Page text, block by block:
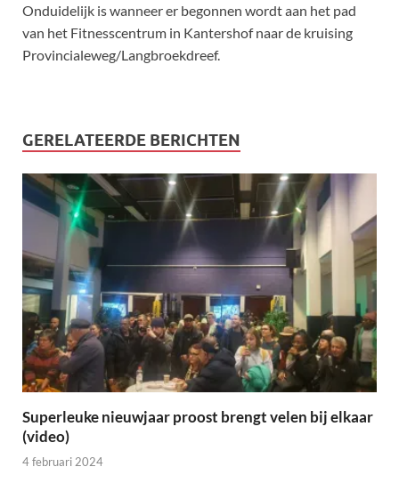
Onduidelijk is wanneer er begonnen wordt aan het pad
van het Fitnesscentrum in Kantershof naar de kruising
Provincialeweg/Langbroekdreef.
GERELATEERDE BERICHTEN
Superleuke nieuwjaar proost brengt velen bij elkaar
(video)
4 februari 2024